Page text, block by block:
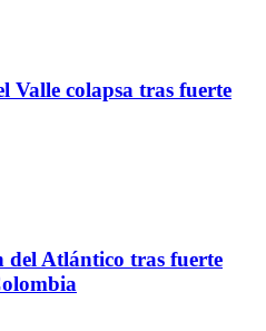
Valle colapsa tras fuerte
del Atlántico tras fuerte